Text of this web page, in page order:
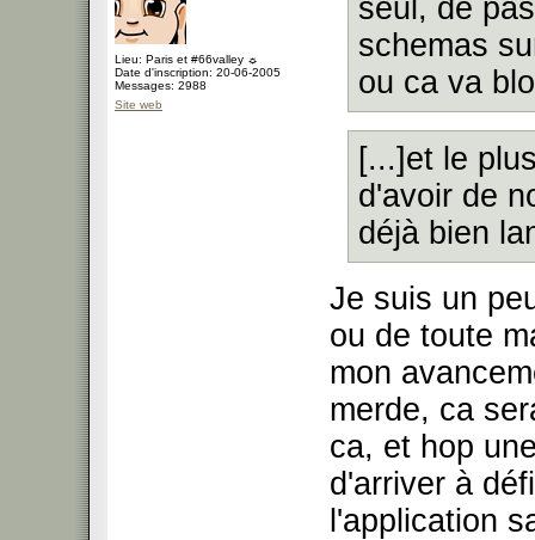
Lieu: Paris et #66valley ☼
Date d'inscription: 20-06-2005
Messages: 2988
Site web
seul, de
schemas
ou ca va
[...]et le
d'avoir de
déjà bien
Je suis un
ou de toute
mon
merde, ca
ca, et hop
d'arriver à
l'application